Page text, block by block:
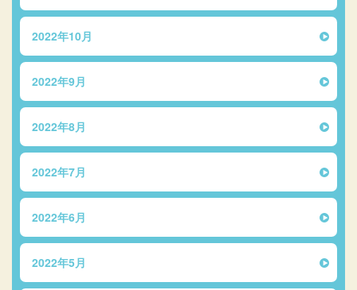
2022年10月
2022年9月
2022年8月
2022年7月
2022年6月
2022年5月